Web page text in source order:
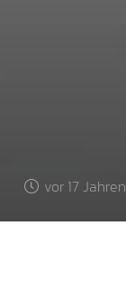
vor 17 Jahren